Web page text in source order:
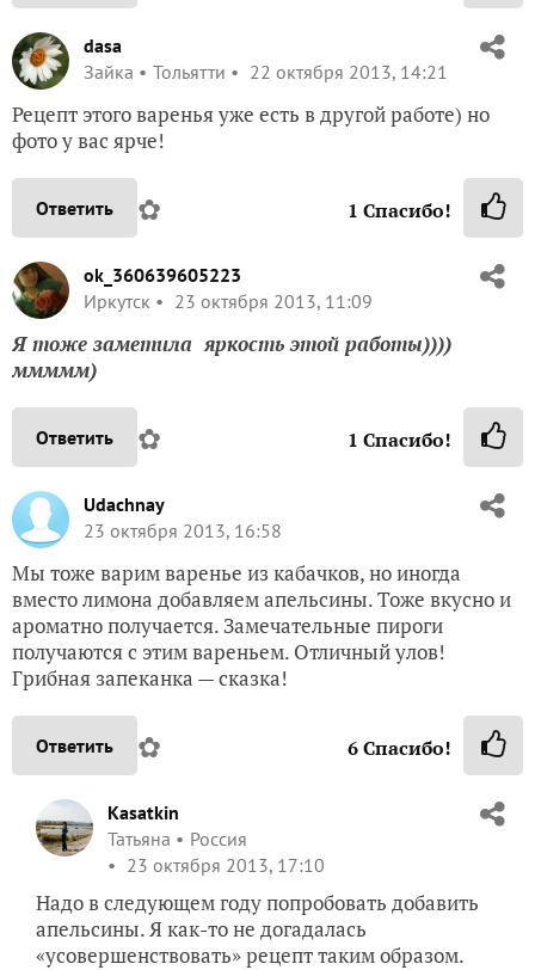
dasa
Зайка
Тольятти 22 октября 2013, 14:21
Рецепт этого варенья уже есть в другой работе) но
фото у вас ярче!
Ответить ✿ 1 Спасибо!
ok_360639605223
Иркутск
23 октября 2013, 11:09
Я тоже заметила яркость этой работы))))
ммммм)
Ответить ✿ 1 Спасибо!
Udachnay
23 октября 2013, 16:58
Мы тоже варим варенье из кабачков, но иногда
вместо лимона добавляем апельсины. Тоже вкусно и
ароматно получается. Замечательные пироги
получаются с этим вареньем. Отличный улов!
Грибная запеканка — сказка!
Ответить ✿ 6Спасибо!
Kasatkin
Татьяна
Россия
23 октября 2013, 17:10
Надо в следующем году попробовать добавить
апельсины. Я как-то не догадалась
«усовершенствовать» рецепт таким образом.